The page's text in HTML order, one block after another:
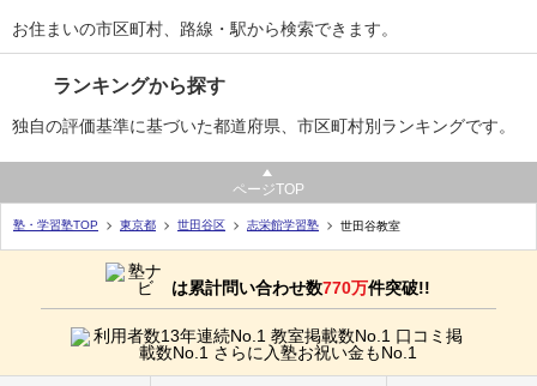
お住まいの市区町村、路線・駅から検索できます。
ランキングから探す
独自の評価基準に基づいた都道府県、市区町村別ランキングです。
ページTOP
塾・学習塾TOP 東京都 世田谷区 志栄館学習塾 世田谷教室
は累計問い合わせ数770万件突破!!